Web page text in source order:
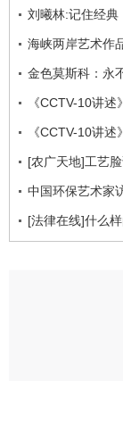
刘曦林:记住经典
海峡两岸艺术作
金色莫斯科：永
《CCTV-10讲
《CCTV-10讲
[农广天地]工艺
中国环保艺术家
[法律在线]什么